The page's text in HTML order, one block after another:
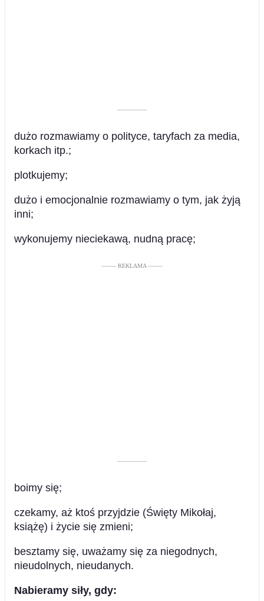
––––––––––
dużo rozmawiamy o polityce, taryfach za media,
korkach itp.;
plotkujemy;
dużo i emocjonalnie rozmawiamy o tym, jak żyją
inni;
wykonujemy nieciekawą, nudną pracę;
––––– REKLAMA –––––
––––––––––
boimy się;
czekamy, aż ktoś przyjdzie (Święty Mikołaj,
książę) i życie się zmieni;
besztamy się, uważamy się za niegodnych,
nieudolnych, nieudanych.
Nabieramy siły, gdy: